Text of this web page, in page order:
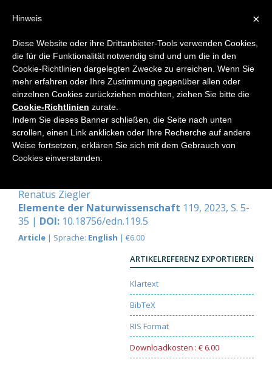
Home
Performance and Participation in
Scientific Experimentation
An Exploration of Human Thinking as Mental
Action, from Scientific Experimentation to
Renatus Ziegler
Elemente der Naturwissenschaft 119, 2023, S. 5-
35 | DOI: 10.18756/edn.119.5
Article | Sprache: English | €6.00
ARTIKELREFERENZ EXPORTIEREN
Klartext
BibTeX
RIS Format
Downloadkosten : € 6.00
×
Hinweis
Diese Website oder ihre Drittanbieter-Tools verwenden Cookies,
die für die Funktionalität notwendig sind und um die in den
Cookie-Richtlinien dargelegten Zwecke zu erreichen. Wenn Sie
mehr erfahren oder Ihre Zustimmung gegenüber allen oder
einzelnen Cookies zurückziehen möchten, ziehen Sie bitte die
Cookie-Richtlinien zurate.
Indem Sie dieses Banner schließen, die Seite nach unten
scrollen, einen Link anklicken oder Ihre Recherche auf andere
Weise fortsetzen, erklären Sie sich mit dem Gebrauch von
Cookies einverstanden.